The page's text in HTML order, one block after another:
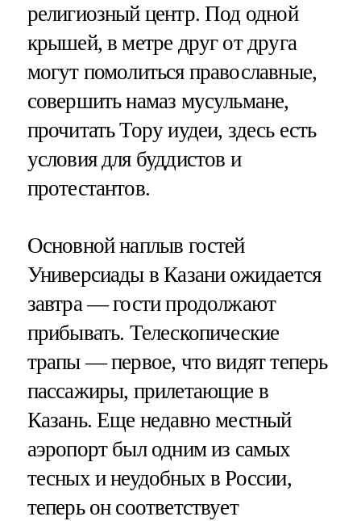
религиозный центр. Под одной
крышей, в метре друг от друга
могут помолиться православные,
совершить намаз мусульмане,
прочитать Тору иудеи, здесь есть
условия для буддистов и
протестантов.
Основной наплыв гостей
Универсиады в Казани ожидается
завтра — гости продолжают
прибывать. Телескопические
трапы — первое, что видят теперь
пассажиры, прилетающие в
Казань. Еще недавно местный
аэропорт был одним из самых
тесных и неудобных в России,
теперь он соответствует